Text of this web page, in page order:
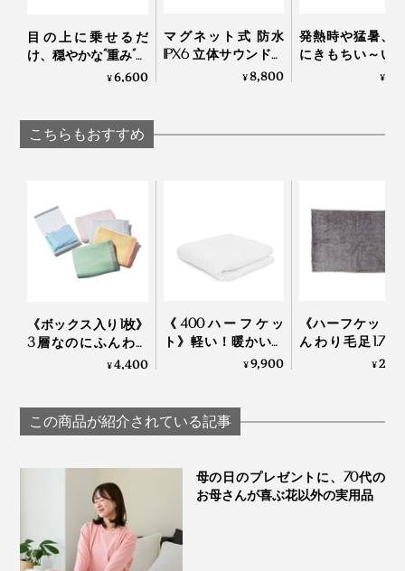
目の上に乗せるだ
け、穏やかな“重み”で
夢の世界へ……寝返り
ク」｜nodpod
¥6,600
マグネット式 防水
IPX6 立体サウンドの
Bluetooth デュアル ス
¥8,800
発熱時や猛暑、
にきもちい～い
リコン製水枕」
¥
こちらもおすすめ
《ボックス入り1枚》
3層なのにふんわり
ボリューム感！やわ
モチイイ「お昼寝ハ
ーフケット」｜イチ
ゼケット
¥4,400
《400ハーフケッ
ト》軽い！暖かい！
プロ向け防寒着から
ト
¥9,900
《ハーフケット
んわり毛足
メリノウールが
¥
この商品が紹介されている記事
母の日のプレゼントに、70代の
お母さんが喜ぶ花以外の実用品